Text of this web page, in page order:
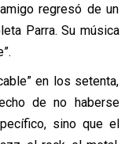
regresó de un
Parra. Su música
en los setenta,
de no haberse
sino que el